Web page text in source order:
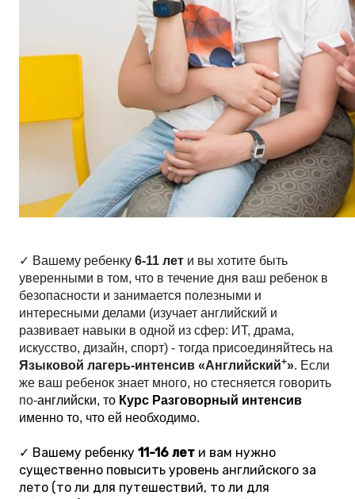
✓ Вашему ребенку 6-11 лет и вы хотите быть
уверенными в том, что в течение дня ваш ребенок в
безопасности и занимается полезными и
интересными делами (изучает английский и
развивает навыки в одной из сфер: ИТ, драма,
Языковой лагерь-интенсив «Английский+». Если
же ваш ребенок знает много, но стесняется говорить
по-английски, то Курс Разговорный интенсив
именно то, что ей необходимо.
✓ Вашему ребенку 11-16 лет и вам нужно
существенно повысить уровень английского за
лето (то ли для путешествий, то ли для